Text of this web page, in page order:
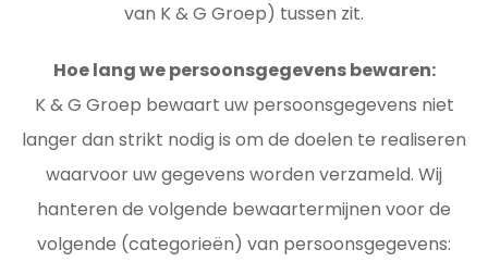
van K & G Groep) tussen zit.
Hoe lang we persoonsgegevens bewaren:
K & G Groep bewaart uw persoonsgegevens niet
langer dan strikt nodig is om de doelen te realiseren
waarvoor uw gegevens worden verzameld. Wij
hanteren de volgende bewaartermijnen voor de
volgende (categorieën) van persoonsgegevens: